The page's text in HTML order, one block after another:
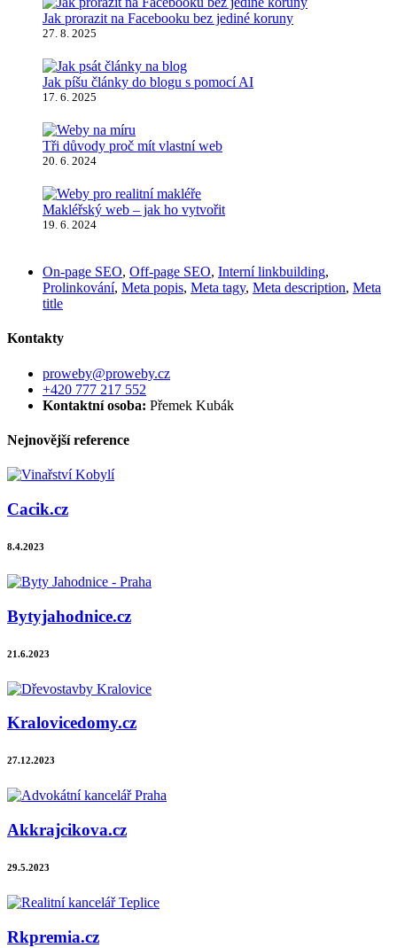
Jak prorazit na Facebooku bez jediné koruny
27. 8. 2025
Jak píšu články do blogu s pomocí AI
17. 6. 2025
Tři důvody proč mít vlastní web
20. 6. 2024
Makléřský web – jak ho vytvořit
19. 6. 2024
On-page SEO, Off-page SEO, Interní linkbuilding,
Prolinkování, Meta popis, Meta tagy, Meta description, Meta
title
Kontakty
proweby@proweby.cz
+420 777 217 552
Kontaktní osoba: Přemek Kubák
Nejnovější reference
Cacik.cz
8.4.2023
Bytyjahodnice.cz
21.6.2023
Kralovicedomy.cz
27.12.2023
Akkrajcikova.cz
29.5.2023
Rkpremia.cz